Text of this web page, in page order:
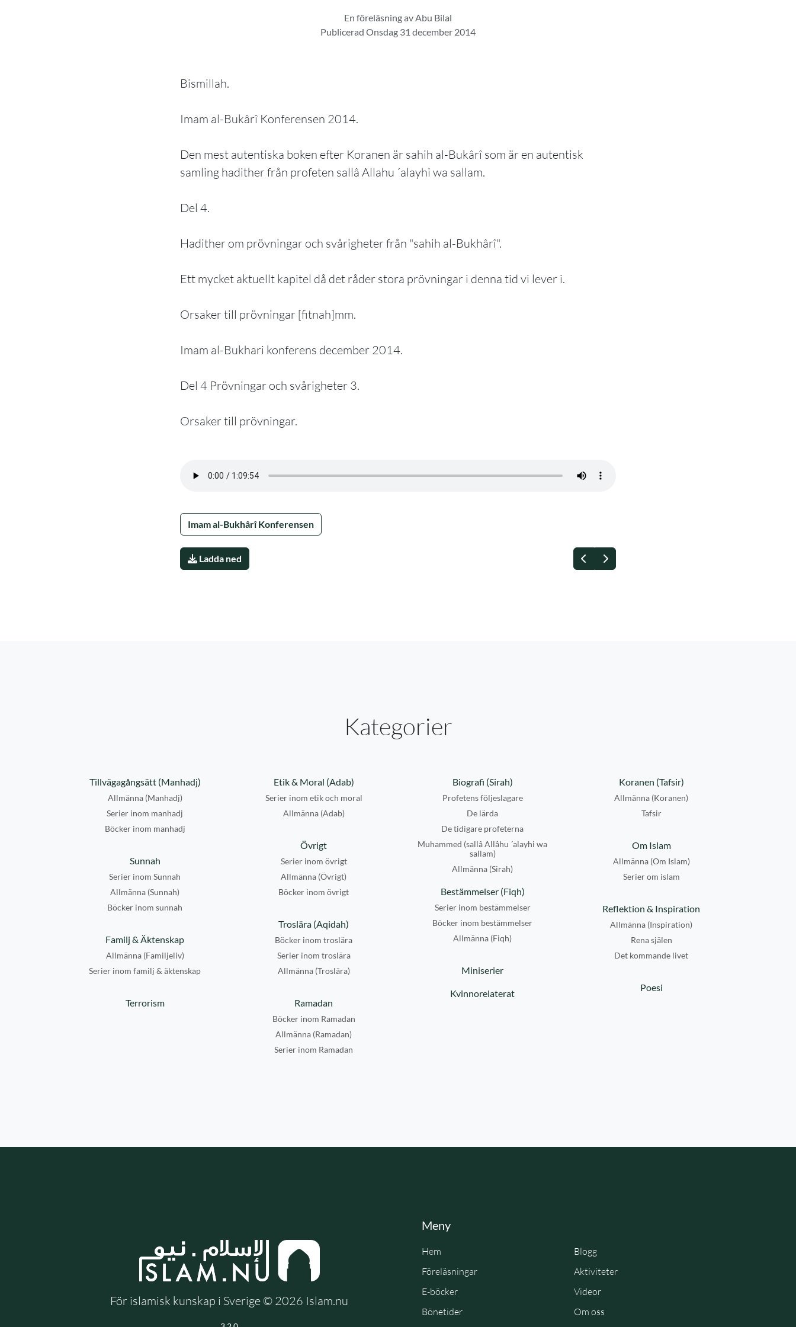
En föreläsning av Abu Bilal
Publicerad Onsdag 31 december 2014
Bismillah.
Imam al-Bukârî Konferensen 2014.
Den mest autentiska boken efter Koranen är sahih al-Bukârî som är en autentisk
samling hadither från profeten sallâ Allahu ´alayhi wa sallam.
Del 4.
Hadither om prövningar och svårigheter från "sahih al-Bukhârî".
Ett mycket aktuellt kapitel då det råder stora prövningar i denna tid vi lever i.
Orsaker till prövningar [fitnah]mm.
Imam al-Bukhari konferens december 2014.
Del 4 Prövningar och svårigheter 3.
Orsaker till prövningar.
Imam al-Bukhârî Konferensen
Ladda ned Föregående
Nästa
Kategorier
Tillvägagångsätt (Manhadj)
Allmänna (Manhadj)
Serier inom manhadj
Böcker inom manhadj
Etik & Moral (Adab)
Serier inom etik och moral
Allmänna (Adab)
Biografi (Sirah)
Profetens följeslagare
De lärda
De tidigare profeterna
Muhammed (sallâ Allâhu ´alayhi wa
sallam)
Allmänna (Sirah)
Koranen (Tafsir)
Allmänna (Koranen)
Tafsir
Övrigt
Serier inom övrigt
Allmänna (Övrigt)
Böcker inom övrigt
Om Islam
Allmänna (Om Islam)
Serier om islam
Sunnah
Serier inom Sunnah
Allmänna (Sunnah)
Böcker inom sunnah
Bestämmelser (Fiqh)
Serier inom bestämmelser
Böcker inom bestämmelser
Allmänna (Fiqh)
Reflektion & Inspiration
Allmänna (Inspiration)
Rena själen
Det kommande livet
Troslära (Aqidah)
Böcker inom troslära
Serier inom troslära
Allmänna (Troslära)
Familj & Äktenskap
Allmänna (Familjeliv)
Serier inom familj & äktenskap
Miniserier
Poesi
Kvinnorelaterat
Terrorism
Ramadan
Böcker inom Ramadan
Allmänna (Ramadan)
Serier inom Ramadan
För islamisk kunskap i Sverige © 2026 Islam.nu
Meny
Hem
Blogg
Föreläsningar
Aktiviteter
E-böcker
Videor
Bönetider
Om oss